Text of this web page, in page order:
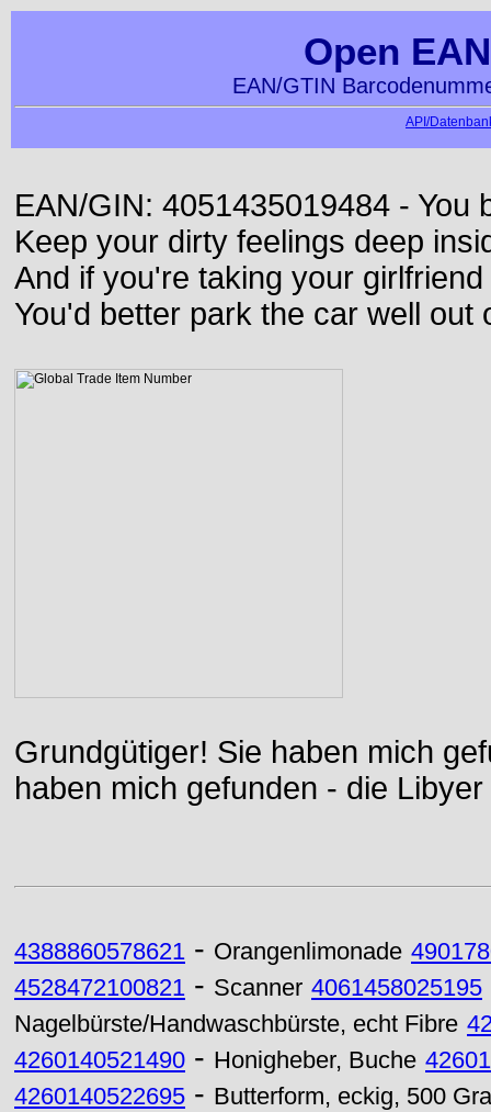
Open
EAN/GTIN
API/
EAN/GIN: 4051435019484 - You
Keep your dirty feelings deep
And if you're taking your
You'd better park the car well out
Grundgütiger! Sie haben mich
haben mich gefunden - die
4388860578621 - Orangenlimonade
4528472100821 - Scanner 4061458025195
Nagelbürste/Handwaschbürste, echt Fibre
4260140521490 - Honigheber, Buche
4260140522695 - Butterform, eckig, 500